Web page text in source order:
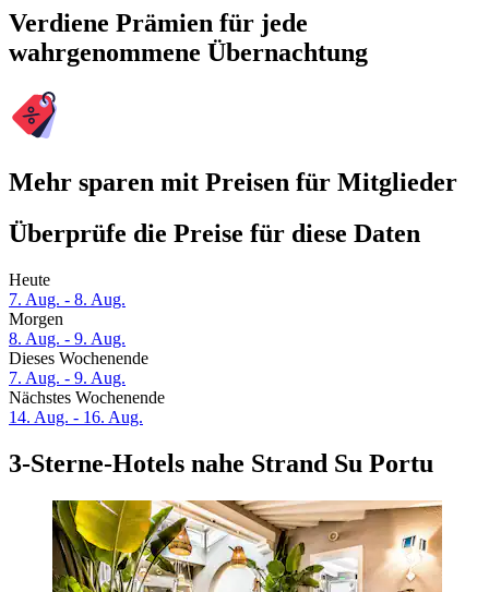
Verdiene Prämien für jede
wahrgenommene Übernachtung
Mehr sparen mit Preisen für Mitglieder
Überprüfe die Preise für diese Daten
Heute
7. Aug. - 8. Aug.
Morgen
8. Aug. - 9. Aug.
Dieses Wochenende
7. Aug. - 9. Aug.
Nächstes Wochenende
14. Aug. - 16. Aug.
3-Sterne-Hotels nahe Strand Su Portu